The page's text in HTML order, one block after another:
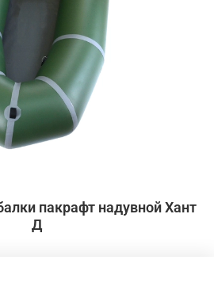
пакрафт надувной Хант
Д